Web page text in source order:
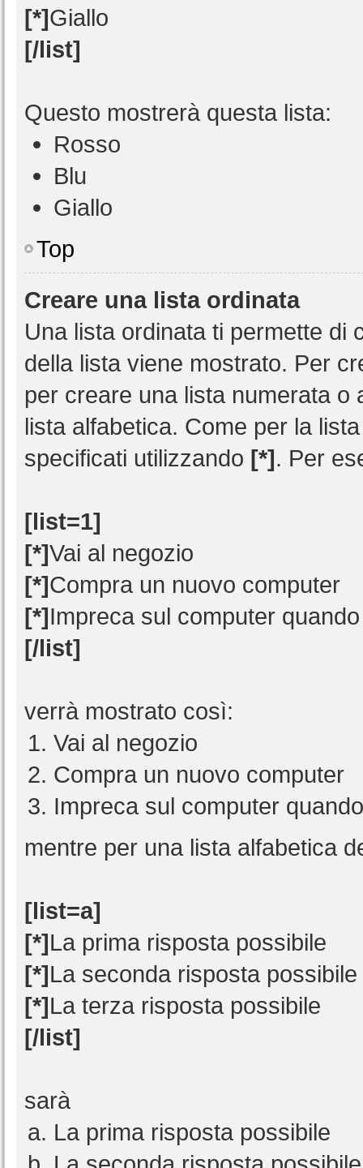
[*]Giallo
[/list]
Questo mostrerà questa lista:
Rosso
Blu
Giallo
Top
Creare una lista ordinata
Una lista ordinata ti permette di
della lista viene mostrato. Per
per creare una lista numerata
lista alfabetica. Come per la
specificati utilizzando [*]. Per
[list=1]
[*]Vai al negozio
[*]Compra un nuovo computer
[*]Impreca sul computer
[/list]
verrà mostrato così:
Vai al negozio
Compra un nuovo computer
Impreca sul computer
mentre per una lista alfabetica
[list=a]
[*]La prima risposta possibile
[*]La seconda risposta possibile
[*]La terza risposta possibile
[/list]
sarà
La prima risposta possibile